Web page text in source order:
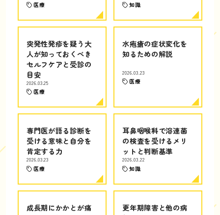
医療 知識
突発性発疹を疑う大
人が知っておくべき
セルフケアと受診の
目安
2026.03.25
医療
水疱瘡の症状変化を
知るための解説
2026.03.23
医療
専門医が語る診断を
受ける意味と自分を
肯定する力
2026.03.23
医療
耳鼻咽喉科で溶連菌
の検査を受けるメリ
ットと判断基準
2026.03.22
知識
成長期にかかとが痛
更年期障害と他の病